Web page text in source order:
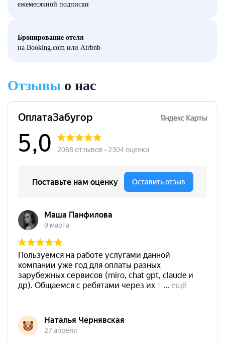
ежемесячной подписки
Бронирование отеля
на Booking.com или Airbnb
Отзывы о нас